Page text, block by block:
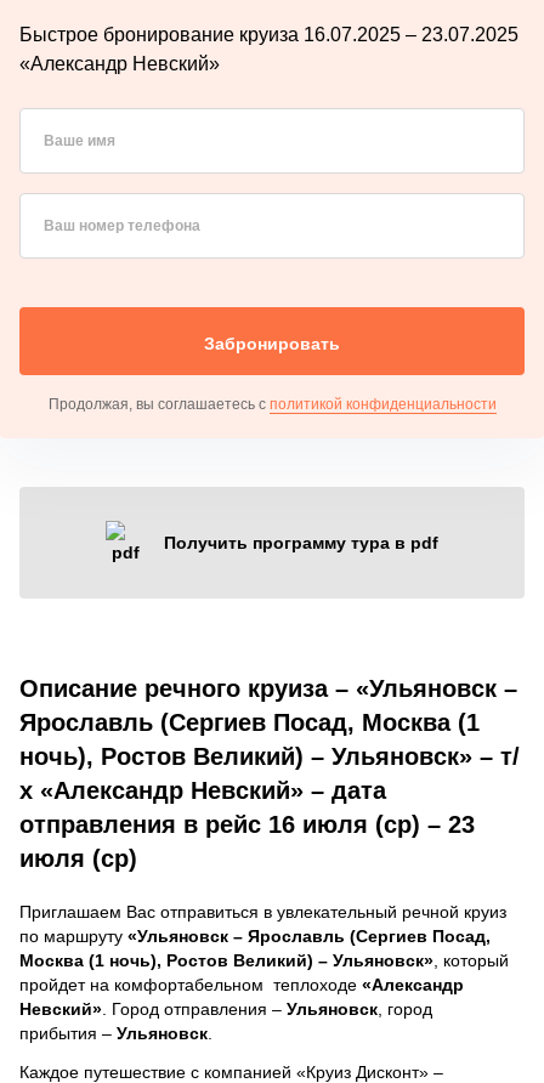
Быстрое бронирование круиза 16.07.2025 – 23.07.2025
«Александр Невский»
Ваше имя
Ваш номер телефона
Забронировать
Продолжая, вы соглашаетесь с политикой конфиденциальности
Получить программу тура в pdf
Описание речного круиза – «Ульяновск –
Ярославль (Сергиев Посад, Москва (1
ночь), Ростов Великий) – Ульяновск» – т/
х «Александр Невский» – дата
отправления в рейс 16 июля (ср) – 23
июля (ср)
Приглашаем Вас отправиться в увлекательный речной круиз
по маршруту «Ульяновск – Ярославль (Сергиев Посад,
Москва (1 ночь), Ростов Великий) – Ульяновск» , который
пройдет на комфортабельном теплоходе «Александр
Невский» . Город отправления – Ульяновск , город
прибытия – Ульяновск
Каждое путешествие с компанией «Круиз Дисконт» –